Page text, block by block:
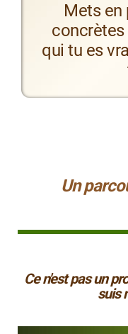
Mets en
concrètes
qui tu es
Un
Ce n'est pas un
suis